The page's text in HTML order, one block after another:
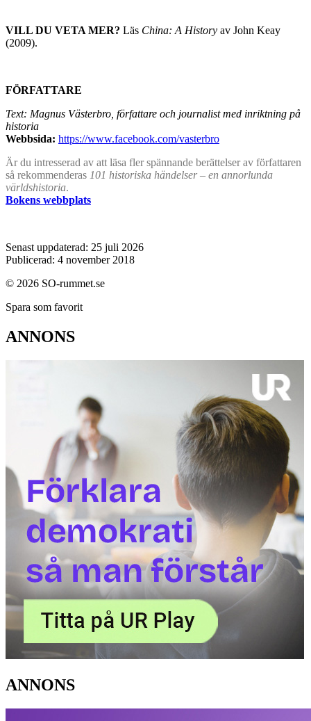
VILL DU VETA MER? Läs China: A History av John Keay
(2009).
FÖRFATTARE
Text: Magnus Västerbro, författare och journalist med inriktning på
historia
Webbsida: https://www.facebook.com/vasterbro
Är du intresserad av att läsa fler spännande berättelser av författaren
så rekommenderas 101 historiska händelser – en annorlunda
världshistoria.
Bokens webbplats
Senast uppdaterad: 25 juli 2026
Publicerad: 4 november 2018
© 2026 SO-rummet.se
Spara som favorit
ANNONS
ANNONS